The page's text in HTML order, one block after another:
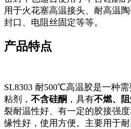
用于火花塞高温接头、耐高温
封口、电阻丝固定等等。
产品特点
SL8303 耐500℃高温胶是一种
粘剂， 不含硅酮 ，具有不燃、
裂耐温性好、有一定的胶接强
缘性好，使用方便。主要用于